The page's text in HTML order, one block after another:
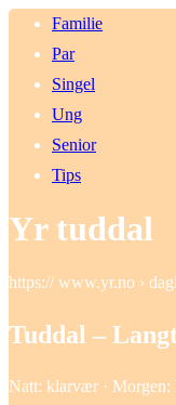
Familie
Par
Singel
Ung
Senior
Tips
Yr tuddal
https:// www.yr.no ›
Tuddal –
Natt: klarvær · Morgen: